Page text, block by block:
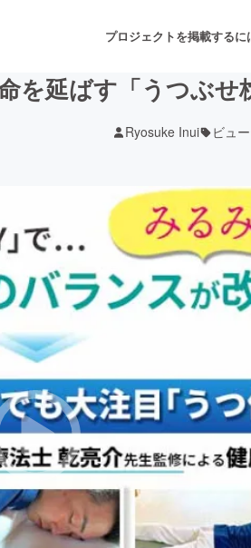
プロジェクトを掲載するに
ゲーム・サービス開発
CAMPFIRE for Social
CAMPFIREふるさと
を延ばす「うつぶせ
Ryosuke Inui ビュ